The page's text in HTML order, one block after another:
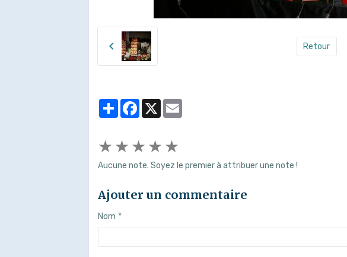
Retour
PartagerFacebook
X
★ ★ ★ ★ ★
Aucune note. Soyez le premier à attribuer une note !
Ajouter un commentaire
Nom